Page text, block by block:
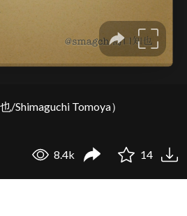
/Shimaguchi Tomoya）
8.4k 14